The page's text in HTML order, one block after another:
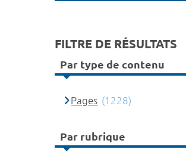
FILTRE DE RÉSULTATS
Par type de contenu
Pages (1228)
Par rubrique